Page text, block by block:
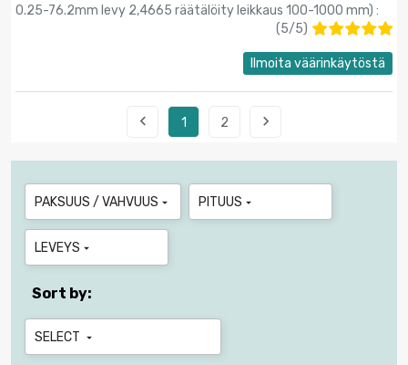
0.25-76.2mm levy 2,4665 räätälöity leikkaus 100-1000 mm) :
(5/5)
Ilmoita väärinkäytöstä
 1 2 
PAKSUUS / VAHVUUS  PITUUS 
LEVEYS 
Sort by:
SELECT 